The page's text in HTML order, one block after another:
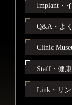
Implant・
Q&A・よ
Clinic
Staff・健
Link・リン